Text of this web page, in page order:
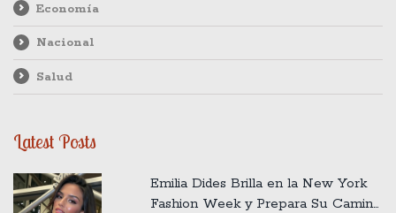
Economía
Nacional
Salud
Latest Posts
Emilia Dides Brilla en la New York
Fashion Week y Prepara Su Camino